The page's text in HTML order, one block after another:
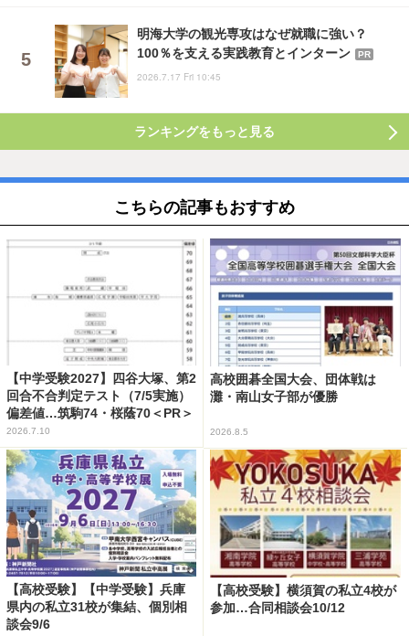
明海大学の観光専攻はなぜ就職に強い？
100％を支える実践教育とインターン
PR
2026.7.17 Fri 10:45
ランキングをもっと見る
こちらの記事もおすすめ
【中学受験2027】四谷大塚、第2
回合不合判定テスト（7/5実施）
偏差値…筑駒74・桜蔭70＜PR＞
2026.7.10
高校囲碁全国大会、団体戦は
灘・南山女子部が優勝
2026.8.5
【高校受験】【中学受験】兵庫
県内の私立31校が集結、個別相
談会9/6
【高校受験】横須賀の私立4校が
参加…合同相談会10/12